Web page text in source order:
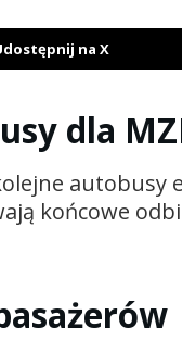
na X
dla
autobusy
końcowe